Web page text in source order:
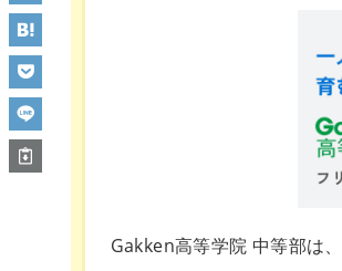
Gakken高等学院 中等部は、